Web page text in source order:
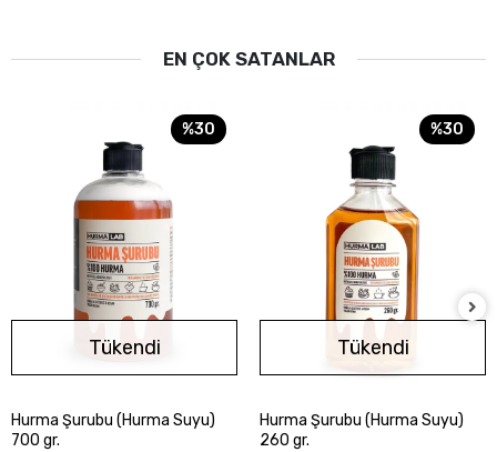
EN ÇOK SATANLAR
%30
Stokta Yok
Tükendi
Hurma Şurubu (Hurma Suyu)
700 gr.
%30
Stokta Yok
Tükendi
Hurma Şurubu (Hurma Suyu)
260 gr.